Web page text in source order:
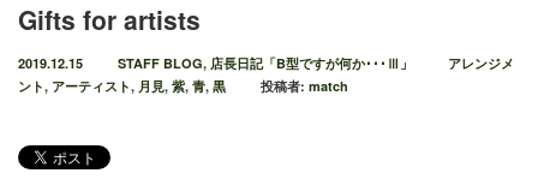
Gifts for artists
2019.12.15 STAFF BLOG, 店長日記「B型ですが何か･･･Ⅲ」
アレンジメ
ント, アーティスト, 月見, 紫, 青, 黒 投稿者: match